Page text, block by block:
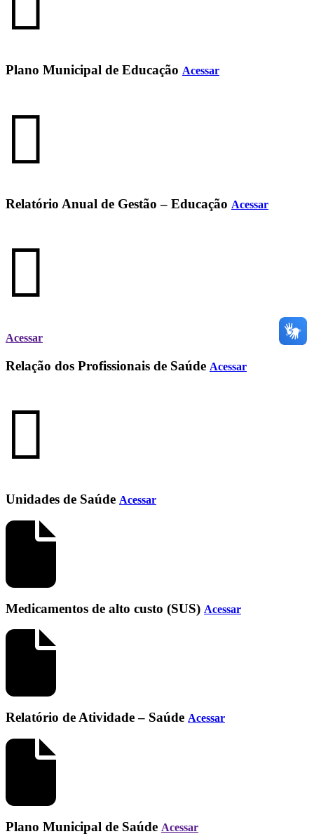
Plano Municipal de Educação Acessar
Relatório Anual de Gestão – Educação Acessar
Acessar
Relação dos Profissionais de Saúde Acessar
Unidades de Saúde Acessar
Medicamentos de alto custo (SUS) Acessar
Relatório de Atividade – Saúde Acessar
Plano Municipal de Saúde Acessar